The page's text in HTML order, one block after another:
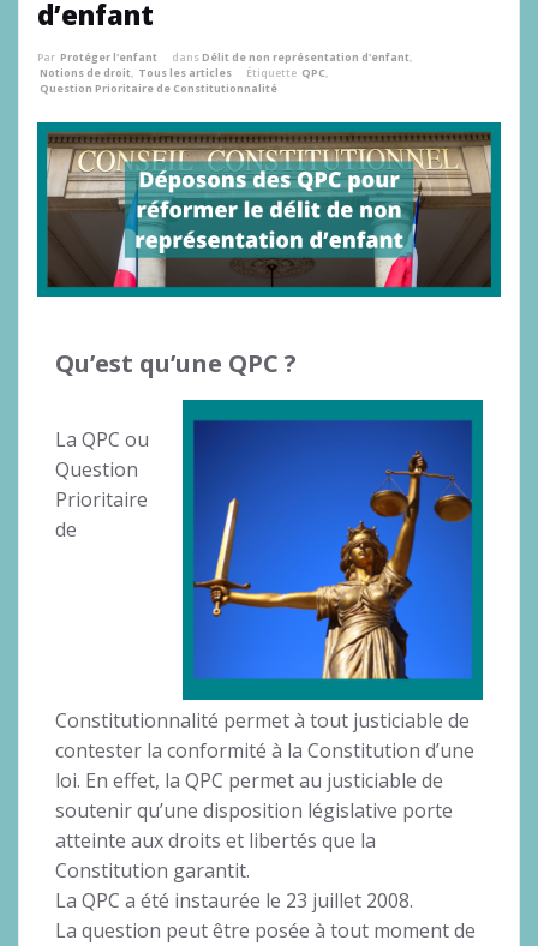
d’enfant
Par Protéger l'enfant dansDélit de non représentation d'enfant,
Notions de droit, Tous les articles Étiquette QPC,
Question Prioritaire de Constitutionnalité
Qu’est qu’une QPC ?
La QPC ou
Question
Prioritaire
de
Constitutionnalité permet à tout justiciable de
contester la conformité à la Constitution d’une
loi. En effet, la QPC permet au justiciable de
soutenir qu’une disposition législative porte
atteinte aux droits et libertés que la
Constitution garantit.
La QPC a été instaurée le 23 juillet 2008.
La question peut être posée à tout moment de